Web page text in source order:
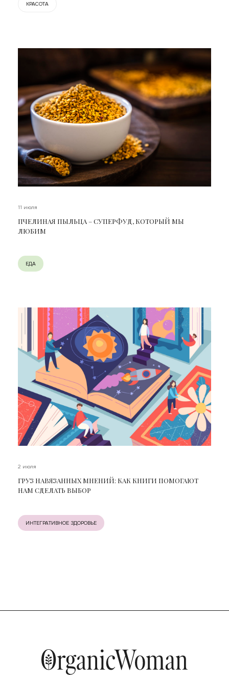
КРАСОТА
11 июля
ПЧЕЛИНАЯ ПЫЛЬЦА – СУПЕРФУД, КОТОРЫЙ МЫ
ЛЮБИМ
ЕДА
2 июля
ГРУЗ НАВЯЗАННЫХ МНЕНИЙ: КАК КНИГИ ПОМОГАЮТ
НАМ СДЕЛАТЬ ВЫБОР
ИНТЕГРАТИВНОЕ ЗДОРОВЬЕ